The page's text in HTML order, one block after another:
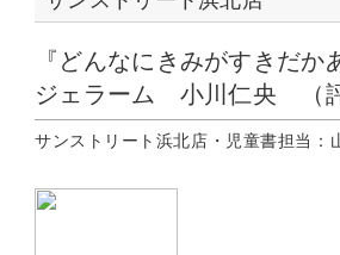
『どんなにきみがすきだ
ジェラーム 小川仁央 （評
サンストリート浜北店・児童書担当：